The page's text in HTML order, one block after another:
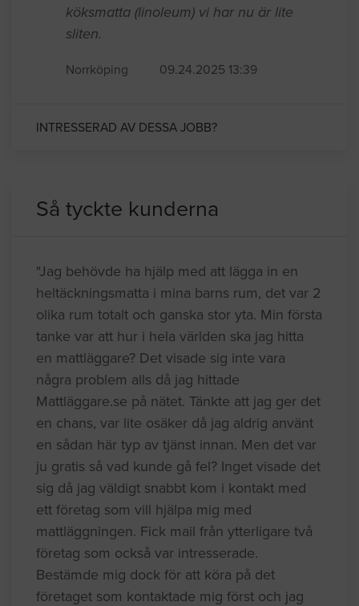
köksmatta (linoleum) vi har nu är lite
sliten.
Norrköping 09.24.2025 13:39
INTRESSERAD AV DESSA JOBB?
Så tyckte kunderna
"Jag behövde ha hjälp med att lägga in en
heltäckningsmatta i mina barns rum, det var 2
olika rum totalt och ganska stor yta. Min första
tanke var att hur i hela världen ska jag hitta
en mattläggare? Det visade sig inte vara
några problem alls då jag hittade
Mattläggare.se på nätet. Tänkte att jag ger det
en chans, var lite osäker då jag aldrig använt
en sådan här typ av tjänst innan. Men det var
ju gratis så vad kunde gå fel? Inget visade det
sig då jag väldigt snabbt kom i kontakt med
ett företag som vill hjälpa mig med
mattläggningen. Fick mail från ytterligare två
företag som också var intresserade.
Bestämde mig dock för att köra på det
företaget som kontaktade mig först och jag